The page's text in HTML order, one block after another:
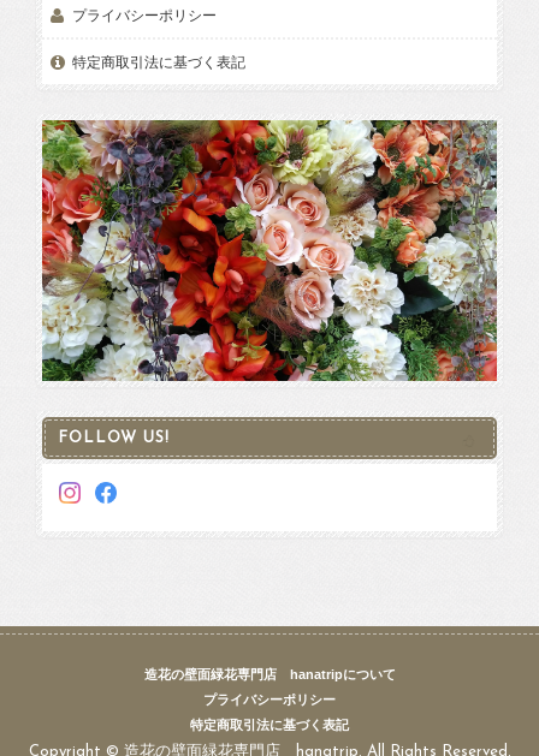
プライバシーポリシー
特定商取引法に基づく表記
FOLLOW US!
造花の壁面緑花専門店 hanatripについて
プライバシーポリシー
特定商取引法に基づく表記
Copyright © 造花の壁面緑花専門店 hanatrip. All Rights Reserved.